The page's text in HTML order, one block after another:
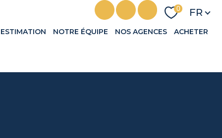
0 FR
ESTIMATION NOTRE ÉQUIPE NOS AGENCES ACHETER